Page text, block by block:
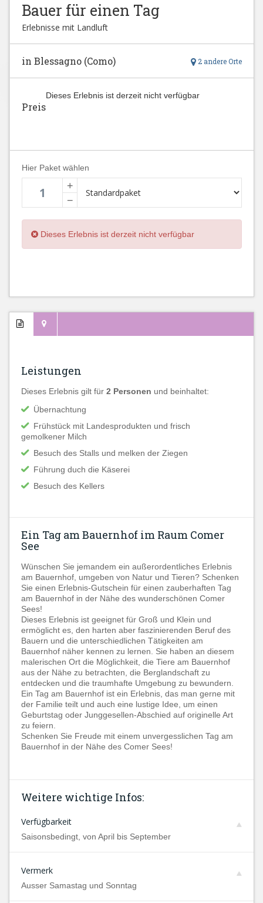
Bauer für einen Tag
Erlebnisse mit Landluft
2 andere Orte
in Blessagno (Como)
Dieses Erlebnis ist derzeit nicht verfügbar
Preis
Hier Paket wählen
+
−
Dieses Erlebnis ist derzeit nicht verfügbar
Leistungen
Dieses Erlebnis gilt für 2 Personen und beinhaltet:
Übernachtung
Frühstück mit Landesprodukten und frisch
gemolkener Milch
Besuch des Stalls und melken der Ziegen
Führung duch die Käserei
Besuch des Kellers
Ein Tag am Bauernhof im Raum Comer
See
Wünschen Sie jemandem ein außerordentliches Erlebnis
am Bauernhof, umgeben von Natur und Tieren? Schenken
Sie einen Erlebnis-Gutschein für einen zauberhaften Tag
am Bauernhof in der Nähe des wunderschönen Comer
Sees!
Dieses Erlebnis ist geeignet für Groß und Klein und
ermöglicht es, den harten aber faszinierenden Beruf des
Bauern und die unterschiedlichen Tätigkeiten am
Bauernhof näher kennen zu lernen. Sie haben an diesem
malerischen Ort die Möglichkeit, die Tiere am Bauernhof
aus der Nähe zu betrachten, die Berglandschaft zu
entdecken und die traumhafte Umgebung zu bewundern.
Ein Tag am Bauernhof ist ein Erlebnis, das man gerne mit
der Familie teilt und auch eine lustige Idee, um einen
Geburtstag oder Junggesellen-Abschied auf originelle Art
zu feiern.
Schenken Sie Freude mit einem unvergesslichen Tag am
Bauernhof in der Nähe des Comer Sees!
Weitere wichtige Infos:
Verfügbarkeit
Saisonsbedingt, von April bis September
Vermerk
Ausser Samastag und Sonntag